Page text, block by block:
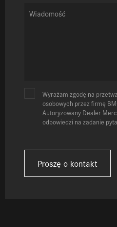
Wyrażam zgodę na
osobowych przez firmę
Autoryzowany Dealer
odpowiedzi na zadanie
Proszę o kontakt